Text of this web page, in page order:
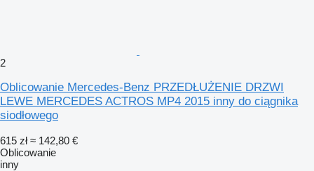
2
Oblicowanie Mercedes-Benz PRZEDŁUŻENIE DRZWI
LEWE MERCEDES ACTROS MP4 2015 inny do ciągnika
siodłowego
615 zł ≈ 142,80 €
Oblicowanie
inny